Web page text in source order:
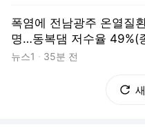
폭염에 전남광주 온열질
명…동복댐 저수율 49%(
뉴스1 35분 전